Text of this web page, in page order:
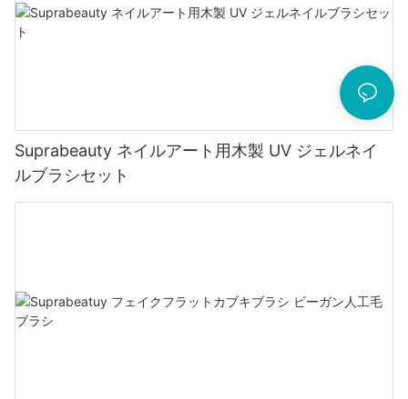
Suprabeauty ネイルアート用木製 UV ジェルネイ
ルブラシセット